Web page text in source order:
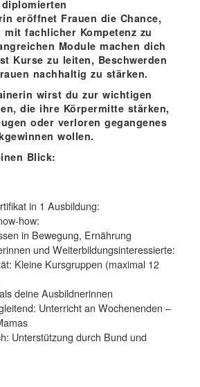
eröffnet Frauen die Chance,
fachlicher Kompetenz zu
Module machen dich
Kurse zu leiten, Beschwerden
nachhaltig zu stärken.
wirst du zur wichtigen
die ihre Körpermitte stärken,
oder verloren gegangenes
wollen.
Blick:
in 1 Ausbildung:
how:
in Bewegung, Ernährung
und Weiterbildungsinteressierte:
Kleine Kursgruppen (maximal 12
deine Ausbildnerinnen
Unterricht an Wochenenden –
Unterstützung durch Bund und